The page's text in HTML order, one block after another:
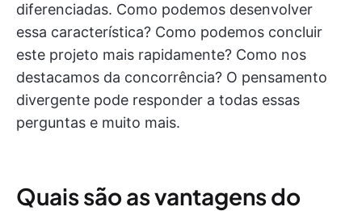
diferenciadas. Como podemos desenvolver
essa característica? Como podemos concluir
este projeto mais rapidamente? Como nos
destacamos da concorrência? O pensamento
divergente pode responder a todas essas
perguntas e muito mais.
Quais são as vantagens do